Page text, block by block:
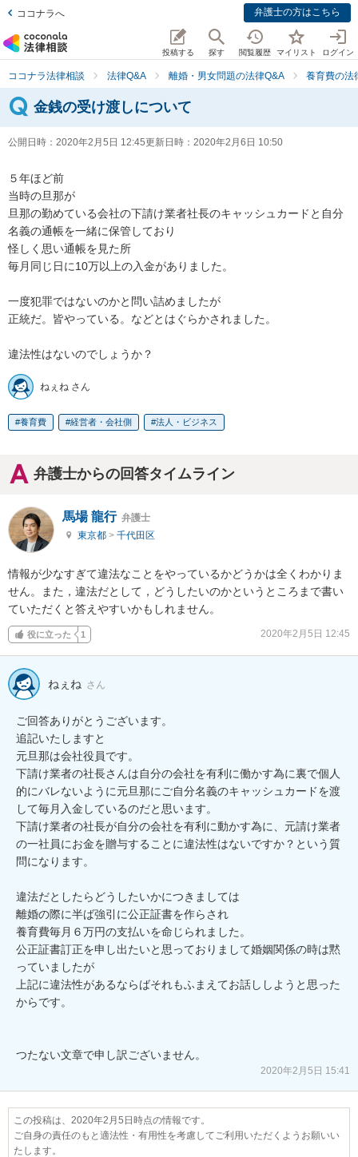
ココナラへ 弁護士の方はこちら
投稿する 探す 閲覧履歴 マイリスト ログイン
ココナラ法律相談 法律Q&A 離婚・男女問題の法律Q&A 養育費の法
金銭の受け渡しについて
公開日時： 2020年2月5日 12:45更新日時： 2020年2月6日 10:50
５年ほど前
当時の旦那が
旦那の勤めている会社の下請け業者社長のキャッシュカードと自分
名義の通帳を一緒に保管しており
怪しく思い通帳を見た所
毎月同じ日に10万以上の入金がありました。
一度犯罪ではないのかと問い詰めましたが
正統だ。皆やっている。などとはぐらかされました。
違法性はないのでしょうか？
ねぇね さん
養育費 経営者・会社側 法人・ビジネス
弁護士からの回答タイムライン
馬場 龍行 弁護士
東京都 > 千代田区
情報が少なすぎて違法なことをやっているかどうかは全くわかりま
せん。また，違法だとして，どうしたいのかというところまで書い
ていただくと答えやすいかもしれません。
役に立った 1 2020年2月5日 12:45
ねぇね さん
ご回答ありがとうございます。
追記いたしますと
元旦那は会社役員です。
下請け業者の社長さんは自分の会社を有利に働かす為に裏で個人
的にバレないように元旦那にご自分名義のキャッシュカードを渡
して毎月入金しているのだと思います。
下請け業者の社長が自分の会社を有利に動かす為に、元請け業者
の一社員にお金を贈与することに違法性はないですか？という質
問になります。
違法だとしたらどうしたいかにつきましては
離婚の際に半ば強引に公正証書を作らされ
養育費毎月６万円の支払いを命じられました。
公正証書訂正を申し出たいと思っておりまして婚姻関係の時は黙
っていましたが
上記に違法性があるならばそれもふまえてお話ししようと思った
からです。
つたない文章で申し訳ございません。
2020年2月5日 15:41
この投稿は、2020年2月5日時点の情報です。
ご自身の責任のもと適法性・有用性を考慮してご利用いただくようお願いい
たします。